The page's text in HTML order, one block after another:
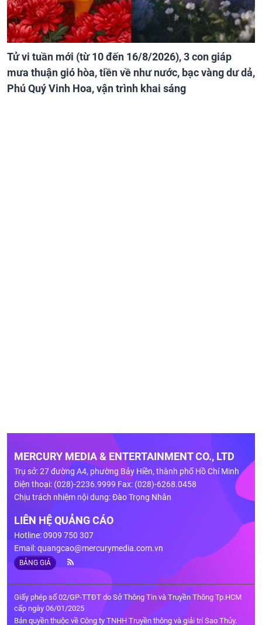
Tử vi tuần mới (từ 10 đến 16/8/2026), 3 con giáp
mưa thuận gió hòa, tiền về như nước, bạc vàng dư dả,
Phú Quý Vinh Hoa, vận trình khai sáng
MERCURY MEDIA & ENTERTAINMENT CO., LTD
Trụ sở: 27 đường A4, phường Bảy Hiền, thành phố Hồ Chí Minh
Điện thoại: (028)-2236.9999 Fax: (028)-6268.0458
Chịu trách nhiệm nội dung: Đào Trọng Nhân
LIÊN HỆ QUẢNG CÁO
Hotline: 0909 750 307
Email:quangcao@mercurymedia.com.vn
BẢNG GIÁ
Giấy phép số 02/GP-TTĐT do Sở Thông Tin và Truyền Thông Tp.HCM
cấp ngày 06/01/2025
Bản quyền thuộc về Công ty TNHH Truyền thông và giải trí Sao Thủy.